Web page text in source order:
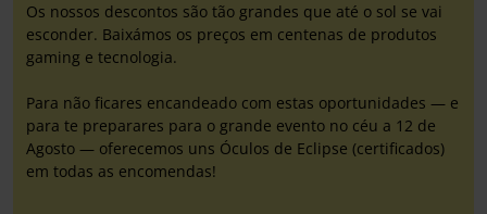
Os nossos descontos são tão grandes que até o sol se vai
esconder. Baixámos os preços em centenas de produtos
gaming e tecnologia.
Para não ficares encandeado com estas oportunidades — e
para te preparares para o grande evento no céu a 12 de
Agosto — oferecemos uns Óculos de Eclipse (certificados)
em todas as encomendas!